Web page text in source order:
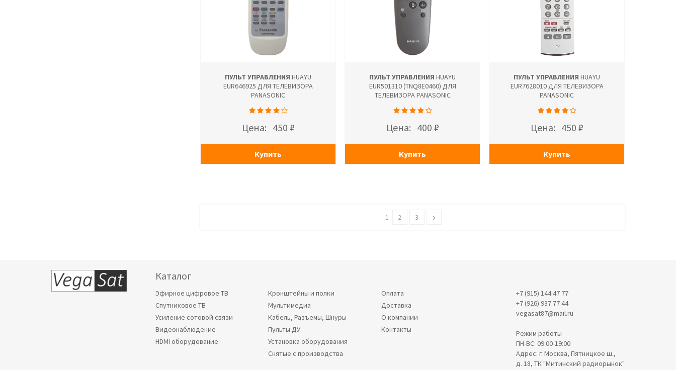
ПУЛЬТ УПРАВЛЕНИЯ HUAYU
EUR646925 ДЛЯ ТЕЛЕВИЗОРА
PANASONIC
Цена: 450 ₽
Купить
ПУЛЬТ УПРАВЛЕНИЯ HUAYU
EUR501310 (TNQ8E0460) ДЛЯ
ТЕЛЕВИЗОРА PANASONIC
Цена: 400 ₽
Купить
ПУЛЬТ УПРАВЛЕНИЯ HUAYU
EUR7628010 ДЛЯ ТЕЛЕВИЗОРА
PANASONIC
Цена: 450 ₽
Купить
1 2 3
Каталог
Эфирное цифровое ТВ
Спутниковое ТВ
Усиление сотовой связи
Видеонаблюдение
HDMI оборудование
Кронштейны и полки
Мультимедиа
Кабель, Разъемы, Шнуры
Пульты ДУ
Установка оборудования
Снятые с производства
Оплата
Доставка
О компании
Контакты
+7 (915) 144 47 77
+7 (926) 937 77 44
vegasat87@mail.ru
Режим работы
ПН-ВС: 09:00-19:00
Адрес: г. Москва, Пятницкое ш.,
д. 18, ТК "Митинский радиорынок"